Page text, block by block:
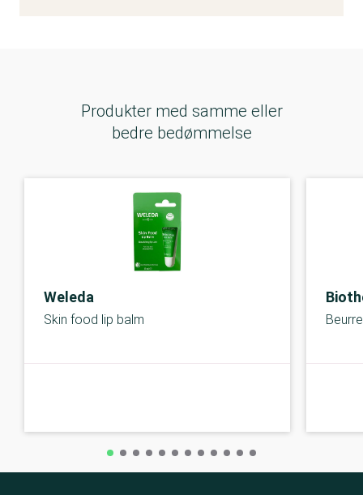
Produkter med samme eller
bedre bedømmelse
Weleda
Skin food lip balm